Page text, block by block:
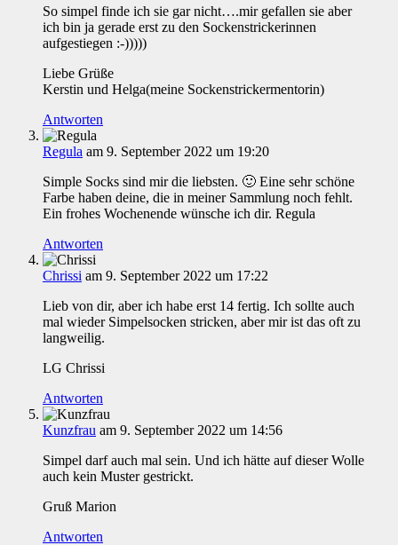
So simpel finde ich sie gar nicht….mir gefallen sie aber
ich bin ja gerade erst zu den Sockenstrickerinnen
aufgestiegen :-)))))
Liebe Grüße
Kerstin und Helga(meine Sockenstrickermentorin)
Antworten
Regula am 9. September 2022 um 19:20
Simple Socks sind mir die liebsten. 🙂 Eine sehr schöne
Farbe haben deine, die in meiner Sammlung noch fehlt.
Ein frohes Wochenende wünsche ich dir. Regula
Antworten
Chrissi am 9. September 2022 um 17:22
Lieb von dir, aber ich habe erst 14 fertig. Ich sollte auch
mal wieder Simpelsocken stricken, aber mir ist das oft zu
langweilig.
LG Chrissi
Antworten
Kunzfrau am 9. September 2022 um 14:56
Simpel darf auch mal sein. Und ich hätte auf dieser Wolle
auch kein Muster gestrickt.
Gruß Marion
Antworten